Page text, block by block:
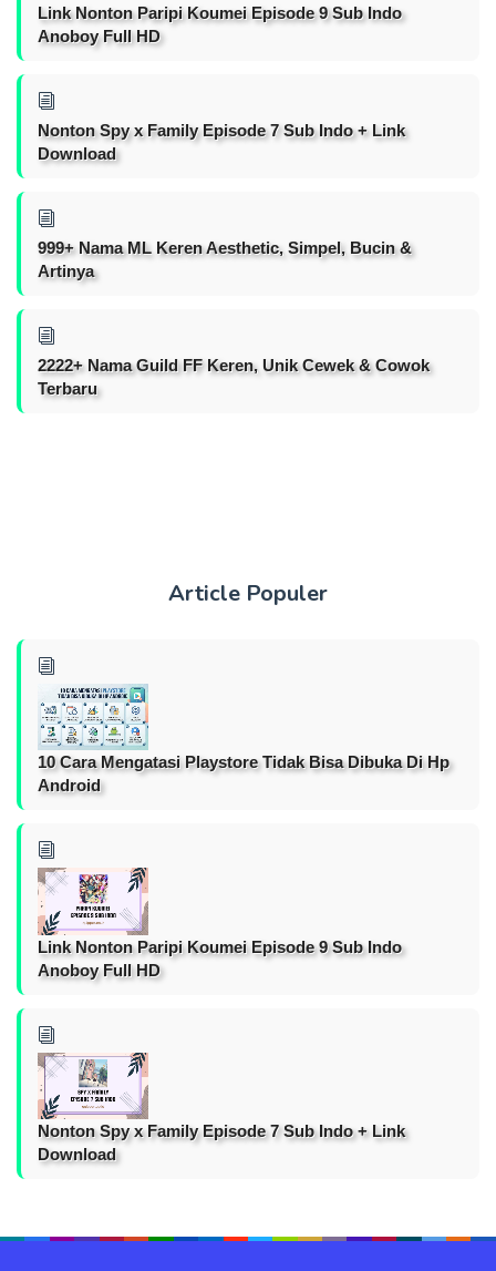
Link Nonton Paripi Koumei Episode 9 Sub Indo
Anoboy Full HD
Nonton Spy x Family Episode 7 Sub Indo + Link
Download
999+ Nama ML Keren Aesthetic, Simpel, Bucin &
Artinya
2222+ Nama Guild FF Keren, Unik Cewek & Cowok
Terbaru
Article Populer
10 Cara Mengatasi Playstore Tidak Bisa Dibuka Di Hp
Android
Link Nonton Paripi Koumei Episode 9 Sub Indo
Anoboy Full HD
Nonton Spy x Family Episode 7 Sub Indo + Link
Download